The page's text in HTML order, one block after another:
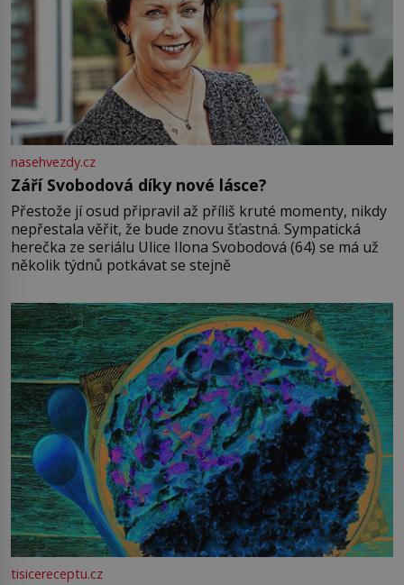
nasehvezdy.cz
Září Svobodová díky nové lásce?
Přestože jí osud připravil až příliš kruté momenty, nikdy
nepřestala věřit, že bude znovu šťastná. Sympatická
herečka ze seriálu Ulice Ilona Svobodová (64) se má už
několik týdnů potkávat se stejně
tisicereceptu.cz